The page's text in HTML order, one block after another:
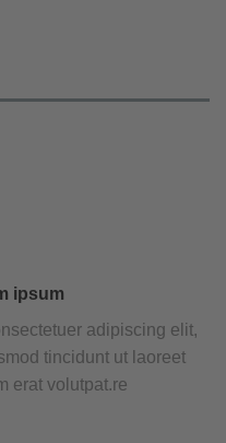
ipsum
adipiscing elit,
tincidunt ut laoreet
erat volutpat.re